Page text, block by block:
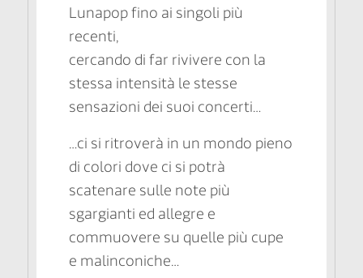
Lunapop fino ai singoli più
recenti,
cercando di far rivivere con la
stessa intensità le stesse
sensazioni dei suoi concerti…
…ci si ritroverà in un mondo pieno
di colori dove ci si potrà
scatenare sulle note più
sgargianti ed allegre e
commuovere su quelle più cupe
e malinconiche…